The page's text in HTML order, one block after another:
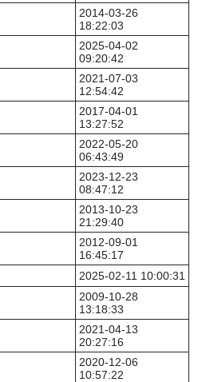
2014-03-26
18:22:03
2025-04-02
09:20:42
2021-07-03
12:54:42
2017-04-01
13:27:52
2022-05-20
06:43:49
2023-12-23
08:47:12
2013-10-23
21:29:40
2012-09-01
16:45:17
2025-02-11 10:00:31
2009-10-28
13:18:33
2021-04-13
20:27:16
2020-12-06
10:57:22